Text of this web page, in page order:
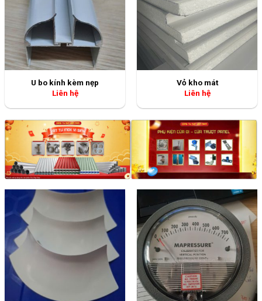
U bo kính kèm nẹp
Liên hệ
Vỏ kho mát
Liên hệ